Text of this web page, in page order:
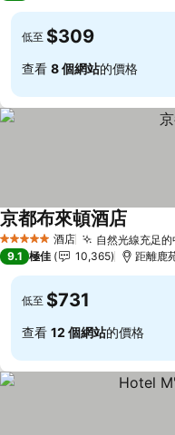
低至 $309
查看 8 個網站的價格
5 星級 酒店 自然光線充足
京都布來頓酒店
9.1 極佳 10,365 距離鹿
低至 $731
查看 12 個網站的價格